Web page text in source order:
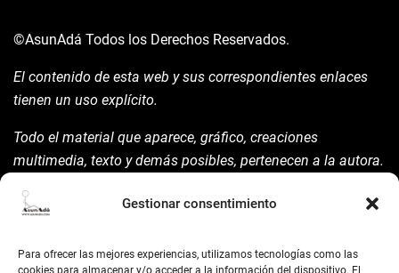
Gestionar consentimiento
Para ofrecer las mejores experiencias, utilizamos tecnologías como las
cookies para almacenar y/o acceder a la información del dispositivo. El
©AsunAdá Todos los Derechos Reservados.
El contenido de esta web y sus correspondientes enlaces
tienen un uso explícito.
Todo el material que aparece, gráfico, creaciones
multimedia, texto y demás posibles, pertenecen a la autora.
la mism para ello.
©AsunAdá ​Gracias.